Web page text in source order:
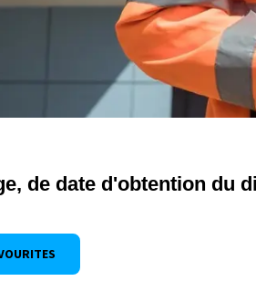
de date d'obtention du